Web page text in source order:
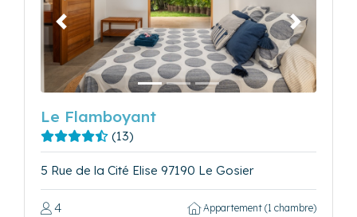
Précédent Suivant
Le Flamboyant
(13)
5 Rue de la Cité Elise 97190 Le Gosier
4 Appartement (1 chambre)